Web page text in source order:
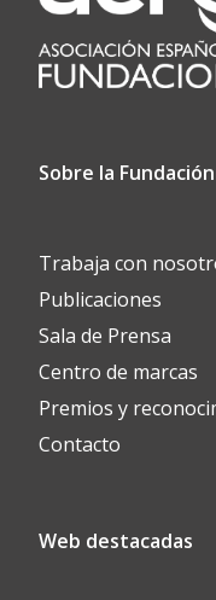
Sobre la Fundación
Trabaja con
Publicaciones
Sala de Prensa
Centro de marcas
Premios y
Contacto
Web destacadas